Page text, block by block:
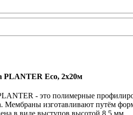
PLANTER Eco, 2x20м
- это полимерные
Мембраны изготавливают путём